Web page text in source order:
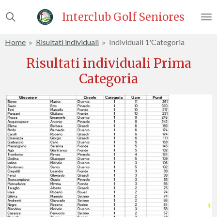
al
principale
Interclub Golf Seniores
Home » Risultati individuali » Individuali 1'Categoria
Risultati individuali Prima
Categoria